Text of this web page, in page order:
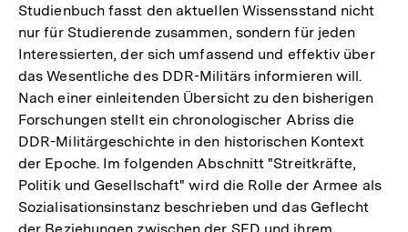
Studienbuch fasst den aktuellen Wissensstand nicht
nur für Studierende zusammen, sondern für jeden
Interessierten, der sich umfassend und effektiv über
das Wesentliche des DDR-Militärs informieren will.
Nach einer einleitenden Übersicht zu den bisherigen
Forschungen stellt ein chronologischer Abriss die
DDR-Militärgeschichte in den historischen Kontext
der Epoche. Im folgenden Abschnitt "Streitkräfte,
Politik und Gesellschaft" wird die Rolle der Armee als
Sozialisationsinstanz beschrieben und das Geflecht